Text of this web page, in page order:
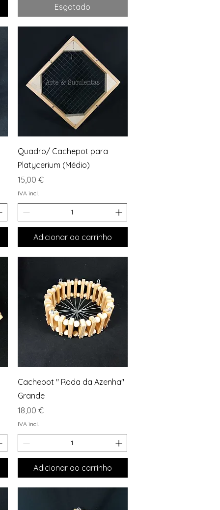
Esgotado
Visualização rápida
Quadro/ Cachepot para
Platycerium (Médio)
Preço
15,00 €
IVA incl.
Adicionar ao carrinho
Visualização rápida
Cachepot " Roda da Azenha"
Grande
Preço
18,00 €
IVA incl.
Adicionar ao carrinho